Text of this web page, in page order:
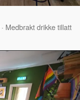
· Medbrakt drikke tillatt